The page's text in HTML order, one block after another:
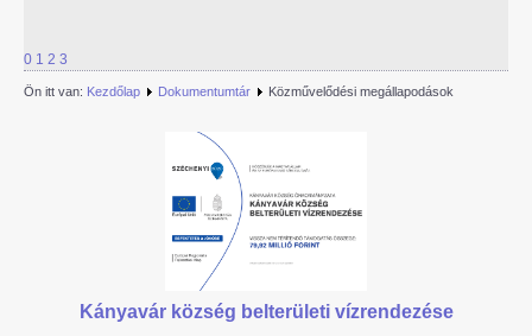
0 1 2 3
Ön itt van: Kezdőlap Dokumentumtár Közművelődési megállapodások
Kányavár község belterületi vízrendezése